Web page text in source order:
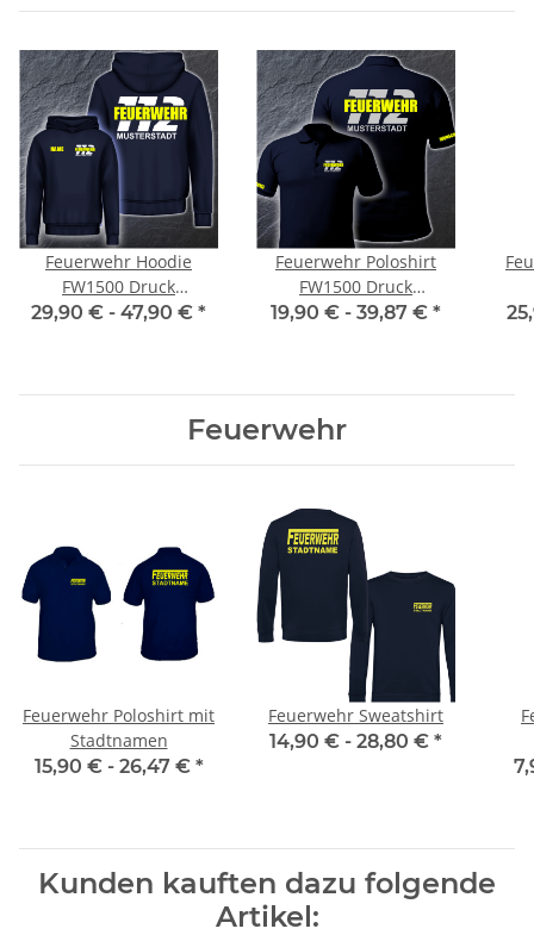
Feuerwehr Hoodie
FW1500 Druck
doppelseitig mehrfarbig
29,90 € - 47,90 € *
Feuerwehr Poloshirt
FW1500 Druck
doppelseitig mehrfarbig
19,90 € - 39,87 € *
Feuerwehr
Feuerwehr Poloshirt mit
Stadtnamen
15,90 € - 26,47 € *
Feuerwehr Sweatshirt
14,90 € - 28,80 € *
Kunden kauften dazu folgende
Artikel: